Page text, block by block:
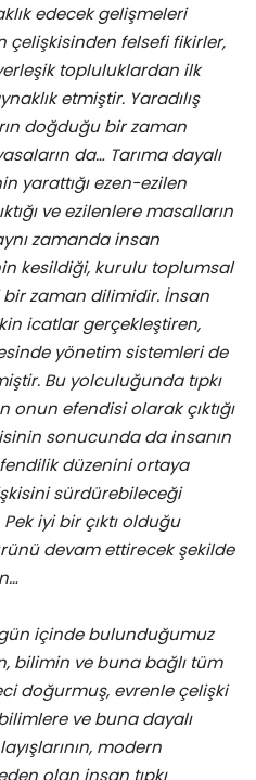
edecek gelişmeleri
çelişkisinden felsefi fikirler,
topluluklardan ilk
etmiştir. Yaradılış
doğduğu bir zaman
da… Tarıma dayalı
yarattığı ezen-ezilen
ve ezilenlere masalların
zamanda insan
kesildiği, kurulu toplumsal
zaman dilimidir. İnsan
icatlar gerçekleştiren,
yönetim sistemleri de
Bu yolculuğunda tıpkı
efendisi olarak çıktığı
sonucunda da insanın
düzenini ortaya
sürdürebileceği
iyi bir çıktı olduğu
devam ettirecek şekilde
içinde bulunduğumuz
bilimin ve buna bağlı tüm
doğurmuş, evrenle çelişki
ve buna dayalı
modern
olan insan tıpkı